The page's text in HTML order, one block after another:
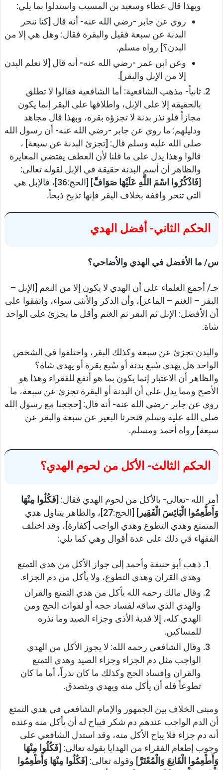
وبهذا قال عطاء وسعيد بن المسيب واستدلوا بما يلي:
روي عن جابر -رضي الله عنه- أنه قال [كنا ننحر
البدنة عن سبعة فقيل والبقرة فقال: وهل هي إلا من
البدن؟] رواه مسلم.
وعن ابن عمر -رضي الله عنه- أنه قال [لا نعلم البدن
إلا من الإبل والبقر].
ثانياً- مذهب الشافعية: أما الشافعية فقالوا لا تطلق
بالحقيقة إلا على الإبل، واطلاقها على البقر إنما يكون
مجازاً فلو نذر بدنة لا تجزؤه بقره، وبهذا قال مجاهد
ودليلهم: ما روي عن جابر -رضي الله عنه- أن رسول الله
صلى الله عليه وسلم قال: [تجزئ البدنة عن سبعة] ،
قالوا وهذا يدل على ما قلنا لأن العطف يقتضي المغايرة
والظاهر أن أسم البدنة حقيقة في الإبل لقوله تعالى:
[فَاذْكُرُوا اسْمَ اللَّهِ عَلَيْهَا صَوَافَّ
] [الحج:36]، فالإبل هي
التي تنحر واقفة بخلاف البقر فإنها تذبح ذبحاً.
الحكم الثاني- أفضل الهدي
س/ ما الأفضل في الهدي والأضاحي؟
جـ/ أجمع العلماء على أن الهدي لا يكون إلا من النعم [الإبل –
البقر – الغنم – الماعز]، وأن الذكر والأنثى سواء، واتفقوا على
أن الأفضل: الإبل ثم البقر ثم الغنم وأقل ما يجزئ على الواحد
شاة.
والبدن تجزئ عن سبعة وكذلك البقر، واختلفوا في الشخص
الواحد هل يهدي سُبع بدنة أو سُبع بقرة أو يهدي شاة؟
والظاهر أن الاعتبار إنما يكون بما هو أنفع للفقراء وهذا هو
الأصح ومما يدل على أن البدنة أو البقرة تجزئ عن سبعة، ما
روي عن جابر -رضي الله عنه- أنه قال: [حججنا مع رسول الله
صلى الله عليه وسلم فنحرنا البعير عن سبعة والبقر عن
سبعة] رواه أحمد ومسلم.
الحكم الثالث- الأكل من لحوم الهدي؟
أمر الله -تعالى- بالأكل من لحوم الهدي فقال: [فَكُلُوا مِنْهَا
وَأَطْعِمُوا الْبَائِسَ الْفَقِير
] [الحج:27]، والظاهر يتناول هدي
المتمتع وهدي التطوع وهدي الواجب [كفارة]، وقد اختلف
الفقهاء في ذلك على عدة أقوال وهي كما يلي:
ذهب أبو حنيفة وأحمد إلى جواز الأكل من هدي التمتع
وهدي القران وهدي التطوع، ولا يأكل من دم الجزاء.
وقال مالك رحمه الله يأكل من هدي التمتع والقران
والهدي الذي ساقه لفساد حجه أو لفوات الحج ومن
الهدي كله، إلا فدية الأذى وجزاء الصيد وما نذره
للمساكين.
وقال الشافعي رحمه الله: لا يجوز الأكل من الهدي
الواجب مثل دم الجزاء وجزاء الصيد وهدي التمتع
والقران وإفساد الحج وكذلك ما كان نذراً، أما ما كان
تطوعاً فله أن يأكل منه ويهدي ويتصدق.
ومبنى الخلاف بين الجمهور والإمام الشافعي في هدي التمتع
أن الدم الواجب عندهم دم شكر فيباح له أن يأكل منه وعنده
أنه دم جزاء فلا يباح الأكل منه، وقد استدل الشافعي على
وجوب إطعام الفقراء من الهدايا بقوله تعالى: [فَكُلُوا مِنْهَا
وَأَطْعِمُوا الْقَانِعَ وَالْمُعْتَرَّ] وقوله تعالى: [فَكُلُوا مِنْهَا وَأَطْعِمُوا